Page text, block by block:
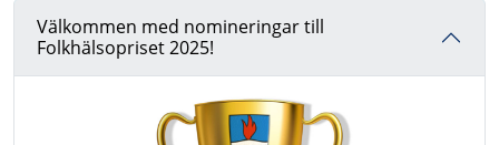
Välkommen med nomineringar till
Folkhälsopriset 2025!